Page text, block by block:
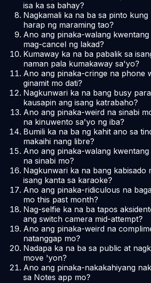
isa ka sa bahay?
Nagkamali ka na ba sa pinto
harap ng maraming tao?
Ano ang pinaka-walang
mag-cancel ng lakad?
Kumaway ka na ba pabalik sa
naman pala kumakaway sa'yo?
Ano ang pinaka-cringe na phone
ginamit mo dati?
Nagkunwari ka na bang busy
kausapin ang isang katrabaho?
Ano ang pinaka-weird na sinabi
na kinuwento sa'yo ng iba?
Bumili ka na ba ng kahit ano sa
makaihi nang libre?
Ano ang pinaka-walang
na sinabi mo?
Nagkunwari ka na bang kabisado
isang kanta sa karaoke?
Ano ang pinaka-ridiculous na
mo this past month?
Nag-selfie ka na ba tapos
ang switch camera mid-attempt?
Ano ang pinaka-weird na
natanggap mo?
Nadapa ka na ba sa public at
move 'yon?
Ano ang pinaka-nakakahiyang
sa Notes app mo?